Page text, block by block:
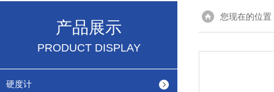
产品展示
PRODUCT DISPLAY
硬度计
您现在的位置